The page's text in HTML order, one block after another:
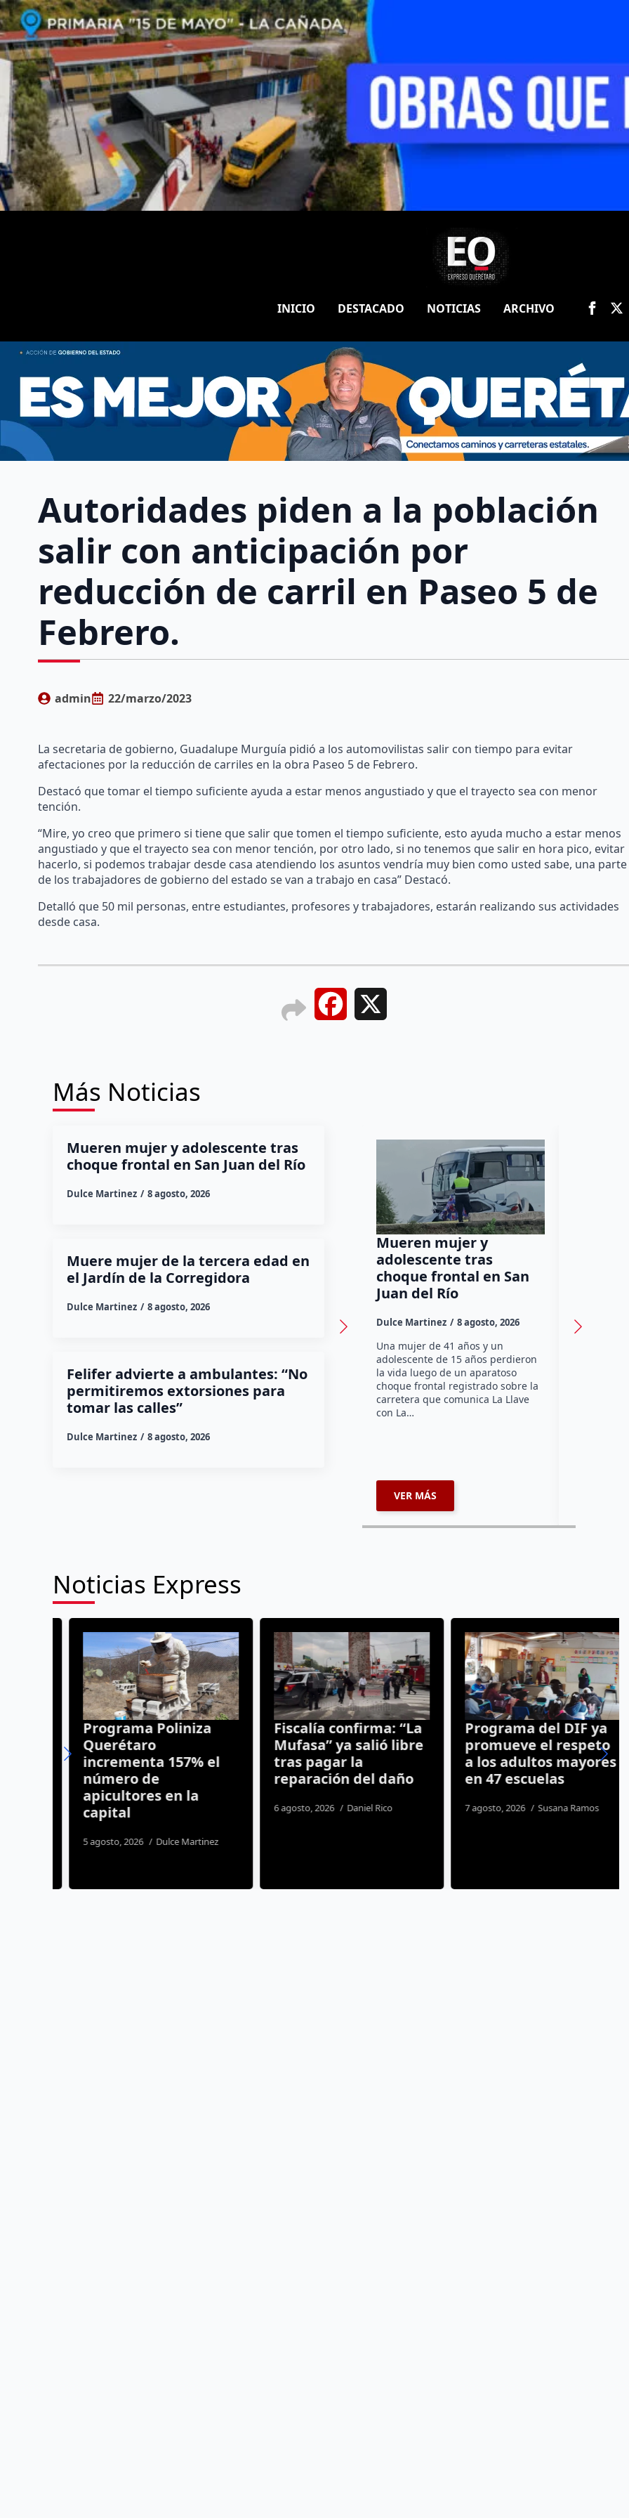
INICIO DESTACADO NOTICIAS ARCHIVO
Autoridades piden a la población
salir con anticipación por
reducción de carril en Paseo 5 de
Febrero.
admin 22/marzo/2023
La secretaria de gobierno, Guadalupe Murguía pidió a los automovilistas salir con tiempo para evitar
afectaciones por la reducción de carriles en la obra Paseo 5 de Febrero.
Destacó que tomar el tiempo suficiente ayuda a estar menos angustiado y que el trayecto sea con menor
tención.
“Mire, yo creo que primero si tiene que salir que tomen el tiempo suficiente, esto ayuda mucho a estar menos
angustiado y que el trayecto sea con menor tención, por otro lado, si no tenemos que salir en hora pico, evitar
hacerlo, si podemos trabajar desde casa atendiendo los asuntos vendría muy bien como usted sabe, una parte
de los trabajadores de gobierno del estado se van a trabajo en casa” Destacó.
Detalló que 50 mil personas, entre estudiantes, profesores y trabajadores, estarán realizando sus actividades
desde casa.
Facebook
Más Noticias
Mueren mujer y adolescente tras
choque frontal en San Juan del Río
Dulce Martinez 8 agosto, 2026
Muere mujer de la tercera edad en
el Jardín de la Corregidora
Dulce Martinez 8 agosto, 2026
Felifer advierte a ambulantes: “No
permitiremos extorsiones para
tomar las calles”
Dulce Martinez 8 agosto, 2026
Mueren mujer y
adolescente tras
choque frontal en San
Juan del Río
Dulce Martinez 8 agosto, 2026
Una mujer de 41 años y un
adolescente de 15 años perdieron
la vida luego de un aparatoso
choque frontal registrado sobre la
carretera que comunica La Llave
con La…
VER MÁS
Muere
Jardín
Una mujer
sábado
pleno
Noticias Express
Programa Poliniza
Querétaro
incrementa 157% el
número de
apicultores en la
capital
5 agosto, 2026 Dulce Martinez
Fiscalía confirma: “La
Mufasa” ya salió libre
tras pagar la
reparación del daño
6 agosto, 2026 Daniel Rico
Programa del DIF ya
promueve el respeto
a los adultos mayores
en 47 escuelas
7 agosto, 2026 Susana Ramos